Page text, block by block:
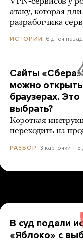
атаку, которая
разработчика
ИСТОРИИ 6 дней назад
Сайты «Сбера»
можно открыть
браузерах.
выбрать?
Короткая
переходить на
РАЗБОР 3 карточки 5
В суд подали
«Яблоко» с